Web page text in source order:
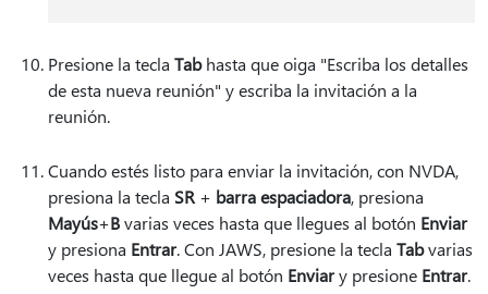
Presione la tecla Tabhasta que oiga "Escriba los detalles
de esta nueva reunión" y escriba la invitación a la
reunión.
Cuando estés listo para enviar la invitación, con NVDA,
presiona la tecla SR + barra espaciadora, presiona
Mayús+Bvarias veces hasta que llegues al botón Enviar
y presiona Entrar. Con JAWS, presione la tecla Tabvarias
veces hasta que llegue al botón Enviary presione Entrar.